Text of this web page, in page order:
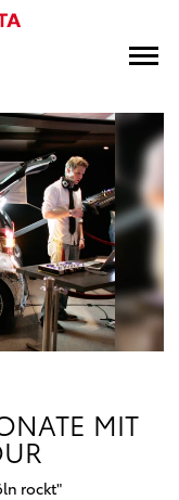
MIT
rockt"